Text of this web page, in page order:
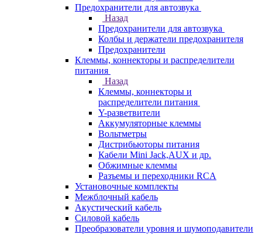
Предохранители для автозвука
Назад
Предохранители для автозвука
Колбы и держатели предохранителя
Предохранители
Клеммы, коннекторы и распределители
питания
Назад
Клеммы, коннекторы и
распределители питания
Y-разветвители
Аккумуляторные клеммы
Вольтметры
Дистрибьюторы питания
Кабели Mini Jack,AUX и др.
Обжимные клеммы
Разъемы и переходники RCA
Установочные комплекты
Межблочный кабель
Акустический кабель
Силовой кабель
Преобразователи уровня и шумоподавители